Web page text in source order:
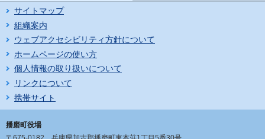
サイトマップ
組織案内
ウェブアクセシビリティ方針について
ホームページの使い方
個人情報の取り扱いについて
リンクについて
携帯サイト
播磨町役場